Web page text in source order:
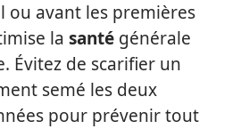
ou avant les premières
la santé générale
Évitez de scarifier un
semé les deux
pour prévenir tout